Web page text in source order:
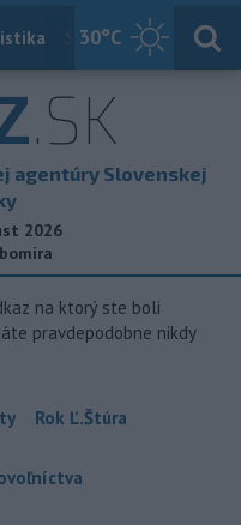
30°C
Slovensko
.SK
agentúry Slovenskej
2026
na ktorý ste boli
pravdepodobne nikdy
Rok Ľ.Štúra